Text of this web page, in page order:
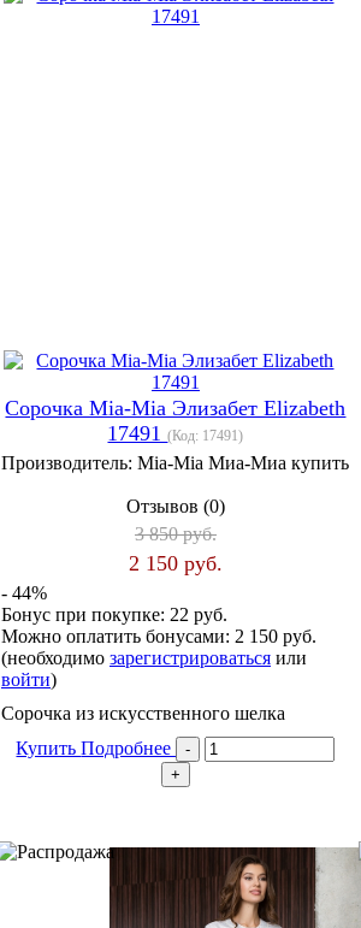
Сорочка Mia-Mia Элизабет Elizabeth
17491(Код: 17491)
Производитель:Mia-Mia Миа-Миа купить
Отзывов (0)
3 850 руб.
2 150 руб.
- 44%
Бонус при покупке: 22 руб.
Можно оплатить бонусами: 2 150 руб.
(необходимо зарегистрироваться или
войти)
Сорочка из искусственного шелка
КупитьПодробнее